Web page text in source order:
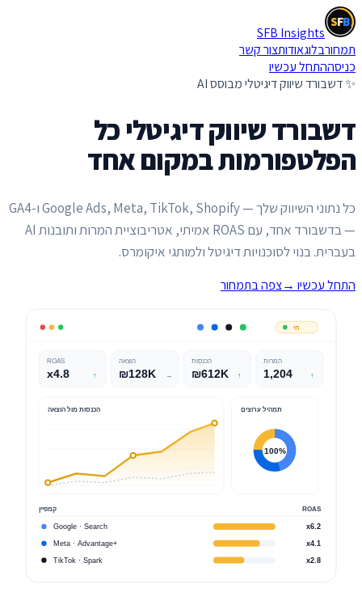
SFB
SFB
SFB Insights
תמחורבלוגאודותצור קשר
כניסההתחל עכשיו
✨ דשבורד שיווק דיגיטלי מבוסס AI
דשבורד שיווק דיגיטליכל
הפלטפורמות במקום אחד
כל נתוני השיווק שלך — Google Ads, Meta, TikTok, Shopify ו-GA4
— בדשבורד אחד, עם ROAS אמיתי, אטריבוציית המרות ותובנות AI
בעברית. בנוי לסוכנויות דיגיטל ולמותגי איקומרס.
התחל עכשיו →צפה בתמחור
חי
ROAS
x4.8 ↑
הוצאה
₪128K →
הכנסות
₪612K ↑
המרות
1,204 ↑
הכנסות מול הוצאה תמהיל ערוצים
100%
קמפיין ROAS
Google · Search x6.2
Meta · Advantage+ x4.1
TikTok · Spark x2.8